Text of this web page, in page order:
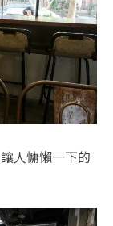
人慵懶一下的